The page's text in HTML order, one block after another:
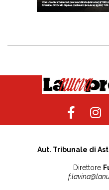
Aut. Tribunale di
Direttore